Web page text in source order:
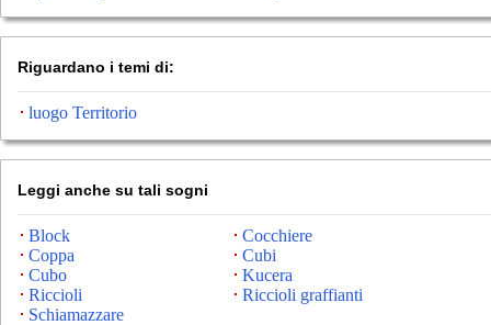
Riguardano i temi di:
luogo Territorio
Leggi anche su tali sogni
Block
Cocchiere
Coppa
Cubi
Cubo
Kucera
Riccioli
Riccioli graffianti
Schiamazzare